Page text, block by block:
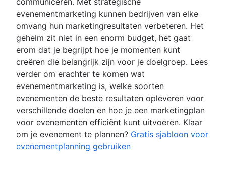
Acceptatiecriteria
In kaart brengen van belanghebbenden:
definitie, voordelen en voorbeelden
Scope van het project
Drievoudige beperkingen
Business case
Proof of concept
Voorstel
Projectcontract versus projectposter
Doelstellingstheorie
Voorbeelden van OKR
Voorbeelden van projectdoelstellingen
Kosten-batenanalyse
Bedrijfsmodelcanvas
Inzicht in perceptiediagrammen
Goal management software
Projectleider
Projectsponsor
Projecteigenaar
Projectteams
RACI-model
Teamcharter
Implementatieplan
Organigram
Overzicht
Een projectplan ontwikkelen
Actieplan
Projectcoördinatie
Operationele planning
KPI's
Marketingplan
Projectportfoliobeheer
Haalbaarheidsonderzoek
Project calendar
Strategische planning
Overzicht
Voorbeelden
Jaarplanning
Kwartaalplanning
Organisatieplanning
Taken prioriteren
Ecosysteemtoewijzing
Uitlijning van de doelen
Evenementmarketing
Merklancering
Hoe voer je een merkvernieuwing uit:
evenementmarketing kunnen bedrijven van elke
omvang hun marketingresultaten verbeteren. Het
geheim zit niet in een enorm budget, het gaat
erom dat je begrijpt hoe je momenten kunt
creëren die belangrijk zijn voor je doelgroep. Lees
verder om erachter te komen wat
evenementmarketing is, welke soorten
evenementen de beste resultaten opleveren voor
verschillende doelen en hoe je een marketingplan
voor evenementen efficiënt kunt uitvoeren. Klaar
om je evenement te plannen? Gratis sjabloon voor
evenementplanning gebruiken